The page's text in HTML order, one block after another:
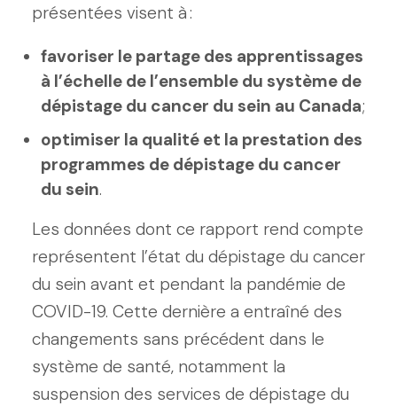
présentées visent à :
favoriser le partage des apprentissages
à l’échelle de l’ensemble du système de
dépistage du cancer du sein au Canada;
optimiser la qualité et la prestation des
programmes de dépistage du cancer
du sein.
Les données dont ce rapport rend compte
représentent l’état du dépistage du cancer
du sein avant et pendant la pandémie de
COVID-19. Cette dernière a entraîné des
changements sans précédent dans le
système de santé, notamment la
suspension des services de dépistage du